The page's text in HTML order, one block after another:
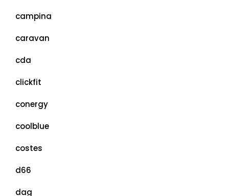
campina
caravan
cda
clickfit
conergy
coolblue
costes
d66
dag